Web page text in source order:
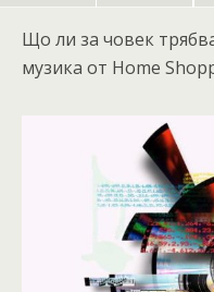
Що ли за човек
музика от Home